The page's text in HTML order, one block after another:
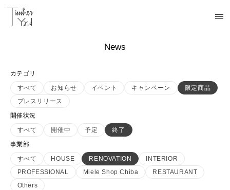
News
カテゴリ
すべて
お知らせ イベント キャンペーン
限定商品
プレスリリース
開催状況
すべて
開催中 予定
終了
事業部
すべて
HOUSE RENOVATION
INTERIOR
PROFESSIONAL
Miele Shop Chiba
RESTAURANT
Others